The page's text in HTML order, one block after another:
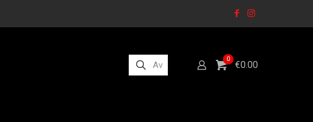
0
€0.00